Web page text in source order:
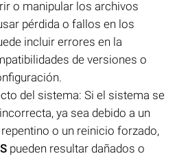
o manipular los archivos
pérdida o fallos en los
incluir errores en la
de versiones o
del sistema: Si el sistema se
ya sea debido a un
o un reinicio forzado,
pueden resultar dañados o